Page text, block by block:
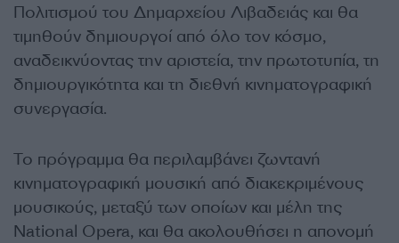
Πολιτισμού του Δημαρχείου Λιβαδειάς και θα
τιμηθούν δημιουργοί από όλο τον κόσμο,
αναδεικνύοντας την αριστεία, την πρωτοτυπία, τη
δημιουργικότητα και τη διεθνή κινηματογραφική
συνεργασία.
Το πρόγραμμα θα περιλαμβάνει ζωντανή
κινηματογραφική μουσική από διακεκριμένους
μουσικούς, μεταξύ των οποίων και μέλη της
National Opera, και θα ακολουθήσει η απονομή